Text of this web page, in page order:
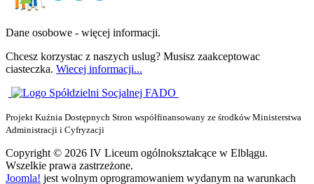
Dane osobowe - więcej informacji.
Chcesz korzystac z naszych uslug? Musisz zaakceptowac
ciasteczka. Wiecej informacji...
Projekt Kuźnia Dostępnych Stron współfinansowany ze środków Ministerstwa
Administracji i Cyfryzacji
Copyright © 2026 IV Liceum ogólnokształcące w Elblągu.
Wszelkie prawa zastrzeżone.
Joomla! jest wolnym oprogramowaniem wydanym na warunkach